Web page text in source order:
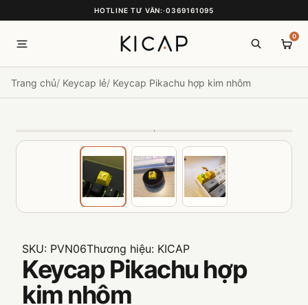
HOTLINE TƯ VẤN:·0369161095
0
Trang chủ Keycap lẻ Keycap Pikachu hợp kim nhôm
Keycap Pikachu hợp
kim nhôm
SKU: PVN06Thương hiệu: KICAP